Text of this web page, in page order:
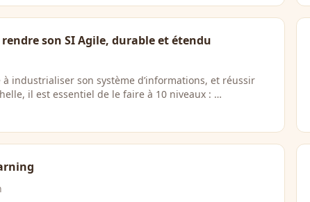
son SI Agile, durable et étendu
à industrialiser son système d’informations, et réussir
il est essentiel de le faire à 10 niveaux : …